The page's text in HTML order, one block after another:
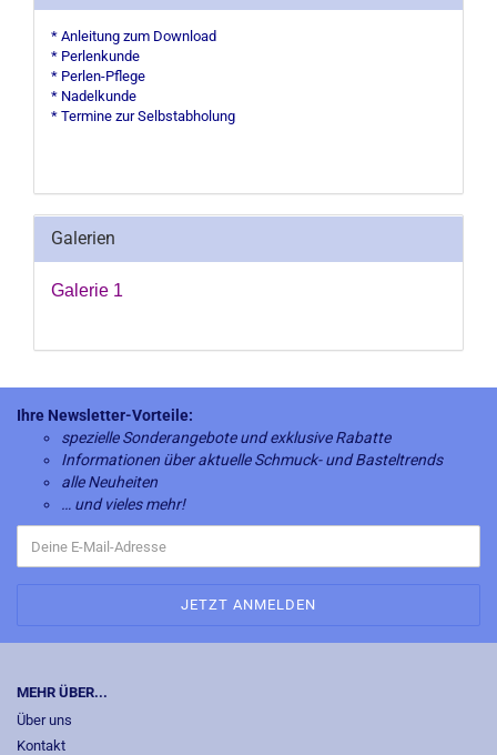
* Anleitung zum Download
* Perlenkunde
* Perlen-Pflege
* Nadelkunde
* Termine zur Selbstabholung
Galerien
Galerie 1
Ihre Newsletter-Vorteile:
spezielle Sonderangebote und exklusive Rabatte
Informationen über aktuelle Schmuck- und Basteltrends
alle Neuheiten
… und vieles mehr!
MEHR ÜBER...
Über uns
Kontakt